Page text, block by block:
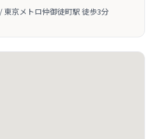
東京メトロ仲御徒町駅 徒歩3分